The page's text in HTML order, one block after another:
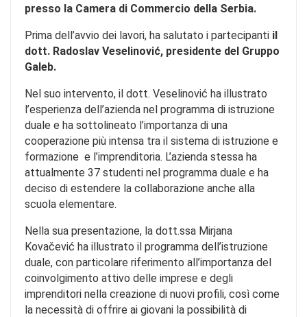
presso la Camera di Commercio della Serbia.
Prima dell’avvio dei lavori, ha salutato i partecipanti il
dott. Radoslav Veselinović, presidente del Gruppo
Galeb.
Nel suo intervento, il dott. Veselinović ha illustrato
l’esperienza dell’azienda nel programma di istruzione
duale e ha sottolineato l’importanza di una
cooperazione più intensa tra il sistema di istruzione e
formazione e l’imprenditoria. L’azienda stessa ha
attualmente 37 studenti nel programma duale e ha
deciso di estendere la collaborazione anche alla
scuola elementare.
Nella sua presentazione, la dott.ssa Mirjana
Kovačević ha illustrato il programma dell’istruzione
duale, con particolare riferimento all’importanza del
coinvolgimento attivo delle imprese e degli
imprenditori nella creazione di nuovi profili, così come
la necessità di offrire ai giovani la possibilità di